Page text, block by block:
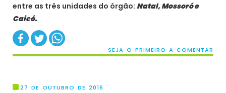
entre as três unidades do órgão: Natal, Mossoró e
Caicó.
SEJA O PRIMEIRO A COMENTAR
27 DE OUTUBRO DE 2016